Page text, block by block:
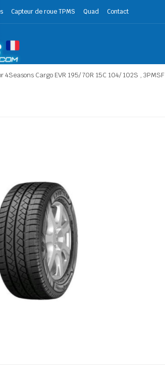
Capteur de roue TPMS Quad Contact
4Seasons Cargo EVR 195/ 70R 15C 104/ 102S , 3PMSF